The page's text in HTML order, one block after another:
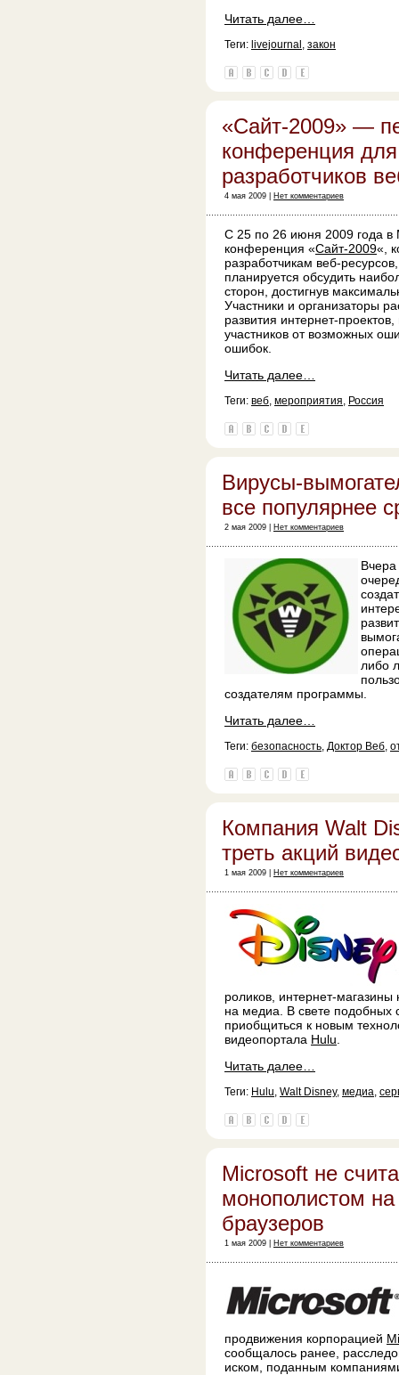
Читать далее…
Теги: livejournal , закон
«Сайт-2009» —
конференция для
разработчиков
4 мая 2009 | Нет комментариев
С 25 по 26 июня 2009 года в
конференция «Сайт-2009«,
разработчикам веб-
планируется обсудить
сторон, достигнув
Участники и организаторы
развития интернет-
участников от возможных
ошибок.
Читать далее…
Теги: веб, мероприятия, Россия
Вирусы-
все популярнее
2 мая 2009 | Нет комментариев
либо
создателям программы.
Читать далее…
Теги: безопасность, Доктор Веб,
Компания Walt
треть акций
1 мая 2009 | Нет комментариев
роликов, интернет-
на медиа. В свете подобных
приобщиться к новым
видеопортала Hulu
Читать далее…
Теги: Hulu, Walt Disney, медиа,
Microsoft не
монополистом
браузеров
1 мая 2009 | Нет комментариев
продвижения корпорацией
сообщалось ранее,
иском, поданным